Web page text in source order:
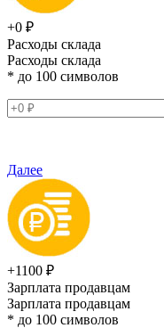
+0 ₽
Расходы склада
Расходы склада
* до 100 символов
Далее
+1100 ₽
Зарплата продавцам
Зарплата продавцам
* до 100 символов